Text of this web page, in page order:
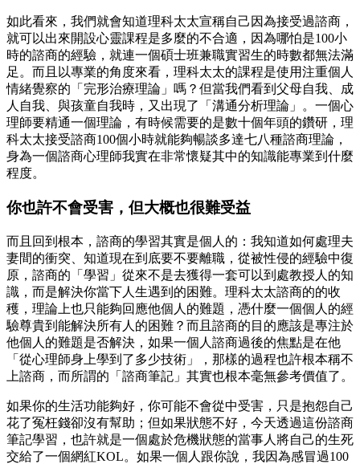
如此看來，我們就會知道理科太太宣稱自己因為接受過諮商，
就可以出來開設心靈課程是多麼的不合適，因為哪怕是100小
時的諮商的經驗，就連一個碩士班兼職實習生的時數都無法滿
足。而且以專業的角度來看，理科太太的課程是使用注重個人
情緒覺察的「完形治療理論」嗎？但當我們看到父母自我、成
人自我、與孩童自我時，又出現了「溝通分析理論」。一個心
理師要精通一個理論，有時候需要的是數十個年頭的鑽研，理
科太太接受諮商100個小時就能夠暢談多達七八種諮商理論，
身為一個諮商心理師我實在非常懷疑其中的知識能專業到什麼
程度。
你也許不會受害，但大概也很難受益
而且回到根本，諮商的學習其實是個人的：我知道如何處理夫
妻間的衝突、知道現在到底要不要離職，從被性侵的經驗中復
原，諮商的「學習」從來不是去獲得一套可以到處教授人的知
識，而是解決你當下人生遇到的困難。理科太太諮商的的收
穫，理論上也只能夠回應他個人的難題，憑什麼一個個人的經
驗尊貴到能解決所有人的困難？而且諮商的目的應該是專注於
他個人的難題是否解決，如果一個人諮商過後的焦點是在他
「從心理師身上學到了多少技術」，那樣的過程也許根本稱不
上諮商，而所謂的「諮商筆記」其實也根本毫無參考價值了。
如果你的生活功能夠好，你可能不會從中受害，只是抱怨自己
花了冤枉錢卻沒有幫助；但如果狀態不好，今天透過這份諮商
筆記學習，也許就是一個處於危機狀態的當事人將自己的生死
交給了一個網紅KOL。如果一個人跟你說，我因為感冒過100